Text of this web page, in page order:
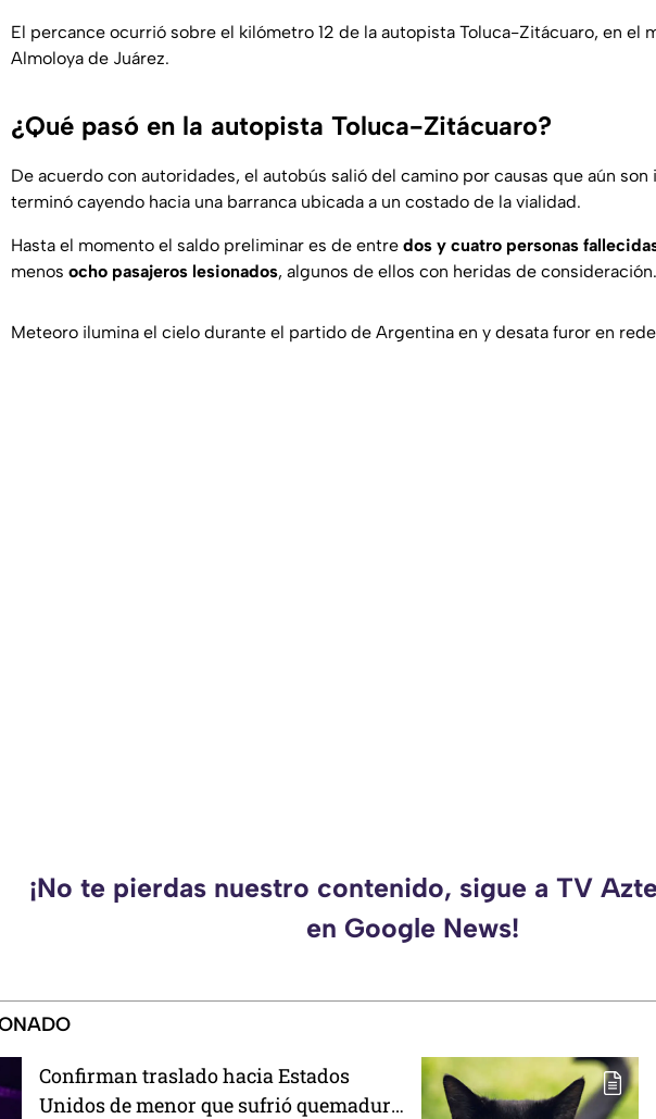
El percance ocurrió sobre el kilómetro 12 de la autopista Toluca-Zitácuaro, en el
Almoloya de Juárez.
¿Qué pasó en la autopista Toluca-Zitácuaro?
De acuerdo con autoridades, el autobús salió del camino por causas que aún son
terminó cayendo hacia una barranca ubicada a un costado de la vialidad.
Hasta el momento el saldo preliminar es de entre dos y cuatro personas
menos ocho pasajeros lesionados, algunos de ellos con heridas de consideración.
Meteoro ilumina el cielo durante el partido de Argentina en y desata furor en
¡No te pierdas nuestro contenido, sigue a TV
en Google News!
Confirman traslado hacia Estados
Unidos de menor que sufrió quemadura